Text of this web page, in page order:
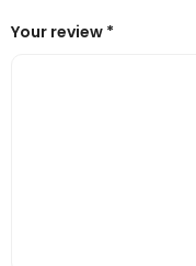
Your review *